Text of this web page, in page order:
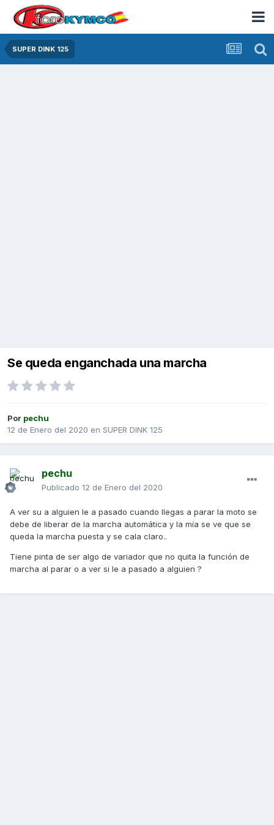
SUPER DINK 125
Se queda enganchada una marcha
Por pechu
12 de Enero del 2020 en SUPER DINK 125
pechu
Publicado 12 de Enero del 2020
A ver su a alguien le a pasado cuando llegas a parar la moto se
debe de liberar de la marcha automática y la mía se ve que se
queda la marcha puesta y se cala claro..
Tiene pinta de ser algo de variador que no quita la función de
marcha al parar o a ver si le a pasado a alguien ?